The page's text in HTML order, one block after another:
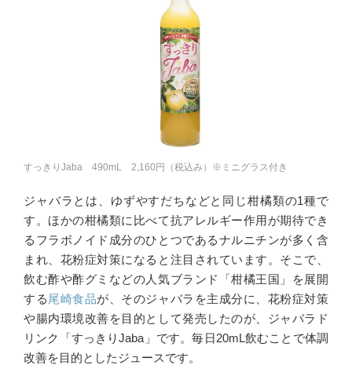
すっきりJaba 490mL 2,160円（税込み）※ミニグラス付き
ジャバラとは、ゆずやすだちなどと同じ柑橘類の1種で
す。ほかの柑橘類に比べて抗アレルギー作用が期待でき
るフラボノイド成分のひとつであるナルニチンが多く含
まれ、花粉症対策になると注目されています。そこで、
飲む酢や酢グミなどの人気ブランド「柑橘王国」を展開
する 尾崎食品が、そのジャバラを主成分に、花粉症対策
や腸内環境改善を目的として発売したのが、ジャバラド
リンク「すっきりJaba」です。毎日20mL飲むことで体調
改善を目的としたジュースです。